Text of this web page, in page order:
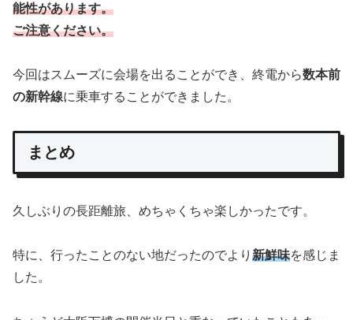
能性があります。
ご注意ください。
今回はスムーズに会場を出ることができ、終電から数本前
の新幹線に乗車することができました。
まとめ
久しぶりの長距離旅、めちゃくちゃ楽しかったです。
特に、行ったことのない地だったのでより 新鮮味を感じま
した。